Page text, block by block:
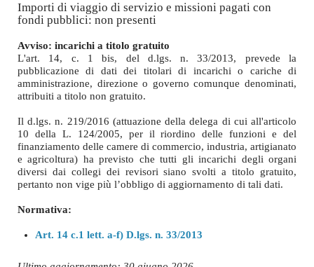
Importi di viaggio di servizio e missioni pagati con
fondi pubblici: non presenti
Avviso: incarichi a titolo gratuito
L'art. 14, c. 1 bis, del d.lgs. n. 33/2013, prevede la
pubblicazione di dati dei titolari di incarichi o cariche di
amministrazione, direzione o governo comunque denominati,
attribuiti a titolo non gratuito.
Il d.lgs. n. 219/2016 (attuazione della delega di cui all'articolo
10 della L. 124/2005, per il riordino delle funzioni e del
finanziamento delle camere di commercio, industria, artigianato
e agricoltura) ha previsto che tutti gli incarichi degli organi
diversi dai collegi dei revisori siano svolti a titolo gratuito,
pertanto non vige più l’obbligo di aggiornamento di tali dati.
Normativa:
Art. 14 c.1 lett. a-f) D.lgs. n. 33/2013